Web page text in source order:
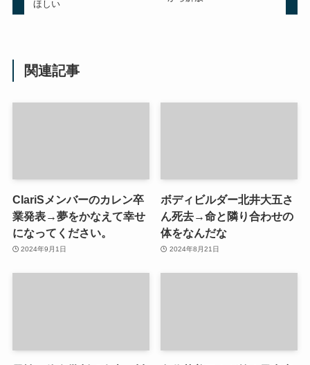
ほしい
関連記事
ClariSメンバーのカレン卒
業発表→夢をかなえて幸せ
になってください。
2024年9月1日
ボディビルダー北井大五さ
ん死去→命と隣り合わせの
体をなんだな
2024年8月21日